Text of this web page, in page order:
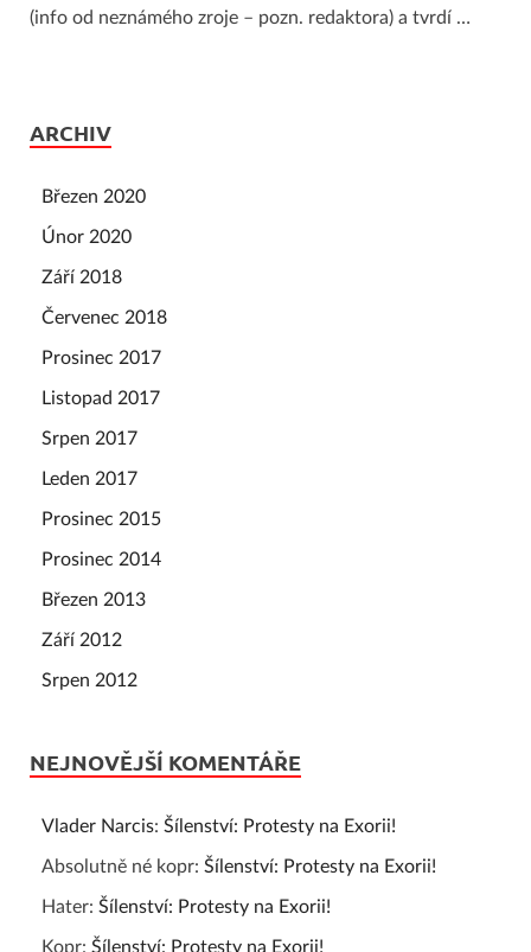
(info od neznámého zroje – pozn. redaktora) a tvrdí …
ARCHIV
Březen 2020
Únor 2020
Září 2018
Červenec 2018
Prosinec 2017
Listopad 2017
Srpen 2017
Leden 2017
Prosinec 2015
Prosinec 2014
Březen 2013
Září 2012
Srpen 2012
NEJNOVĚJŠÍ KOMENTÁŘE
Vlader Narcis: Šílenství: Protesty na Exorii!
Absolutně né kopr: Šílenství: Protesty na Exorii!
Hater: Šílenství: Protesty na Exorii!
Kopr: Šílenství: Protesty na Exorii!